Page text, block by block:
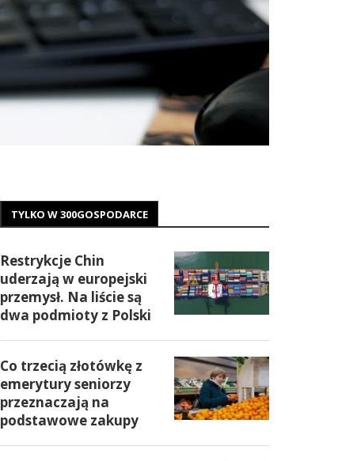
TYLKO W 300GOSPODARCE
Restrykcje Chin
uderzają w europejski
przemysł. Na liście są
dwa podmioty z Polski
Co trzecią złotówkę z
emerytury seniorzy
przeznaczają na
podstawowe zakupy